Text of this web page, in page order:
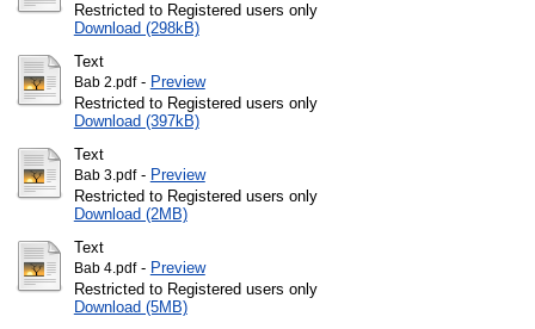
Restricted to Registered users only
Download (298kB)
Text
Bab 2.pdf- Preview
Restricted to Registered users only
Download (397kB)
Text
Bab 3.pdf- Preview
Restricted to Registered users only
Download (2MB)
Text
Bab 4.pdf- Preview
Restricted to Registered users only
Download (5MB)